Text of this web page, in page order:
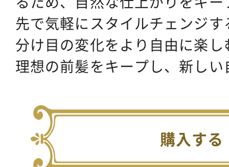
先で気軽にスタイルチェンジ
分け目の変化をより自由に楽
理想の前髪をキープし、新し
購入する